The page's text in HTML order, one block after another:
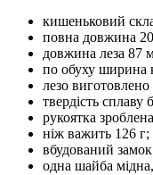
кишеньковий
повна довжина
довжина леза 87
по обуху ширина
лезо виготовлено
твердість сплаву
рукоятка
ніж важить 126 г;
вбудований
одна шайба